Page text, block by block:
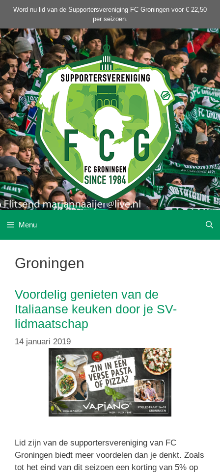
de
inhoud
Word nu lid van de Supportersvereniging FC Groningen voor € 22,50
per seizoen.
Menu
Groningen
Voordelig genieten van de
Italiaanse keuken door je SV-
lidmaatschap
14 januari 2019
Lid zijn van de supportersvereniging van FC
Groningen biedt meer voordelen dan je denkt. Zoals
tot het eind van dit seizoen een korting van 5% op